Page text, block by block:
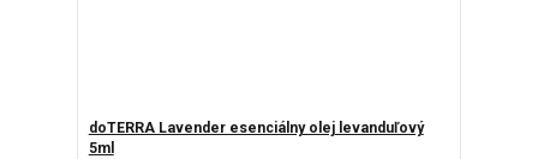
doTERRA Lavender esenciálny olej levanduľový
5ml